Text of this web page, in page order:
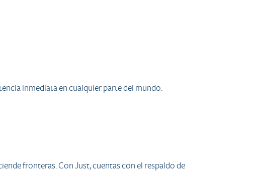
inmediata en cualquier parte del mundo.
fronteras. Con Just, cuentas con el respaldo de